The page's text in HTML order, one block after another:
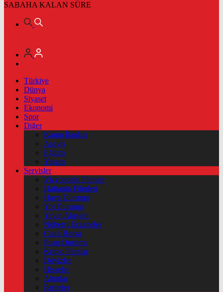
SABAHA KALAN SÜRE
Türkiye
Dünya
Siyaset
Ekonomi
Spor
Diğer
Kamu İlanları
Asayiş
Eğitim
Yaşam
Servisler
Vizyondaki Filmler
Haftanin Filmleri
Hava Durumu
Yol Durumu
Yayın Akışları
Nöbetçi Eczaneler
Canlı Borsa
Puan Durumu
Kripto Paralar
Dövizler
Hisseler
Altınlar
Pariteler